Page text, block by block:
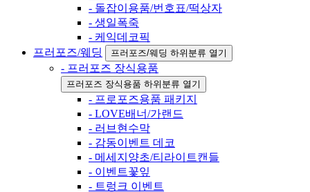
- 돌잡이용품/번호표/떡상자
- 생일폭죽
- 케익데코픽
프러포즈/웨딩
프러포즈/웨딩 하위분류 열기
- 프러포즈 장식용품
프러포즈 장식용품 하위분류 열기
- 프로포즈용품 패키지
- LOVE배너/가랜드
- 러브현수막
- 감동이벤트 데코
- 메세지양초/티라이트캔들
- 이벤트꽃잎
- 트렁크 이벤트